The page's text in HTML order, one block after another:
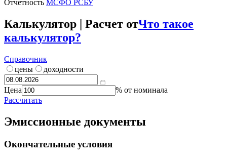
Поручитель
/ Expert RA / ACRA/ ***/***
Отчетность МСФОРСБУ
Калькулятор | Расчет от
калькулятор?
Справочник
цены
Цена
% от номинала